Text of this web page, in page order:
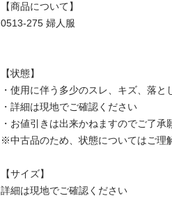
【商品について】
0513-275 婦人服
【状態】
・使用に伴う多少のスレ、キズ、落
・詳細は現地でご確認ください
・お値引きは出来かねますのでご了承
※中古品のため、状態についてはご理
【サイズ】
詳細は現地でご確認ください